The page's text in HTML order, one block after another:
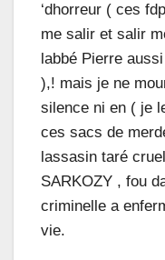
‘dhorreur ( ces
me salir et salir
labbé Pierre
),! mais je ne
silence ni en ( je
ces sacs de
lassasin taré
SARKOZY , fou
criminelle a
vie.